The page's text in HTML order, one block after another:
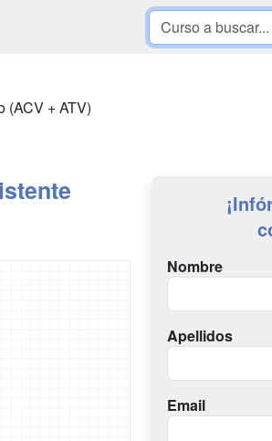
(ACV + ATV)
Nombre
Apellidos
Email